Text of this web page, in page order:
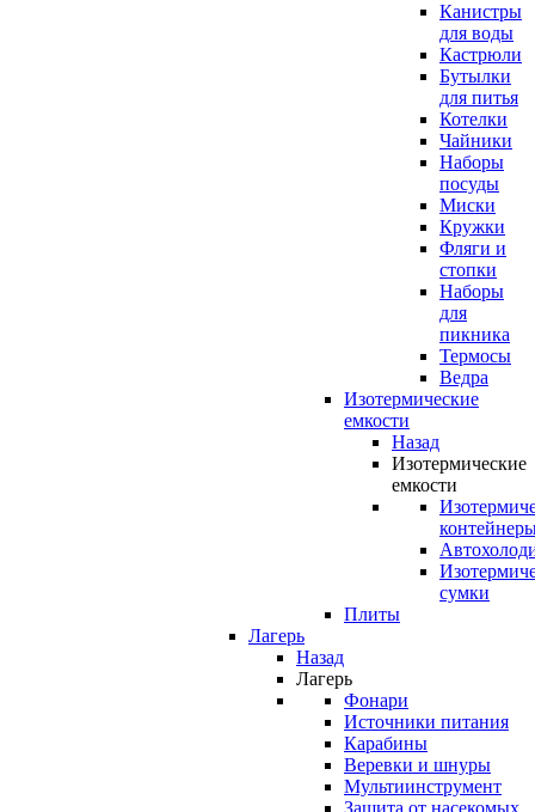
Канистры
для воды
Кастрюли
Бутылки
для питья
Котелки
Чайники
Наборы
посуды
Миски
Кружки
Фляги и
стопки
Наборы
для
пикника
Термосы
Ведра
Изотермические
емкости
Назад
Изотермические
емкости
сумки
Плиты
Лагерь
Назад
Лагерь
Фонари
Источники питания
Карабины
Веревки и шнуры
Мультиинструмент
Защита от насекомых